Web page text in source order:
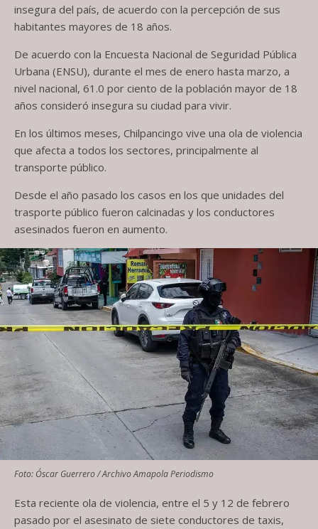
insegura del país, de acuerdo con la percepción de sus
habitantes mayores de 18 años.
De acuerdo con la Encuesta Nacional de Seguridad Pública
Urbana (ENSU), durante el mes de enero hasta marzo, a
nivel nacional, 61.0 por ciento de la población mayor de 18
años consideró insegura su ciudad para vivir.
En los últimos meses, Chilpancingo vive una ola de violencia
que afecta a todos los sectores, principalmente al
transporte público.
Desde el año pasado los casos en los que unidades del
trasporte público fueron calcinadas y los conductores
asesinados fueron en aumento.
Foto: Óscar Guerrero / Archivo Amapola Periodismo
Esta reciente ola de violencia, entre el 5 y 12 de febrero
pasado por el asesinato de siete conductores de taxis,